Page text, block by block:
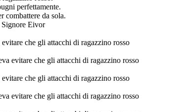
perfettamente.
combattere da sola.
Signore Eivor
che gli attacchi di ragazzino rosso
evitare che gli attacchi di ragazzino rosso
che gli attacchi di ragazzino rosso
evitare che gli attacchi di ragazzino rosso